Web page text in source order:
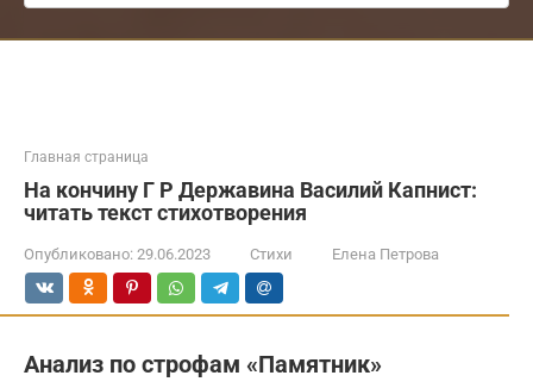
Главная страница
На кончину Г Р Державина Василий Капнист:
читать текст стихотворения
Опубликовано: 29.06.2023 Стихи Елена Петрова
Анализ по строфам «Памятник»